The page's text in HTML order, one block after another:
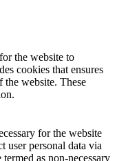
the website to
cookies that ensures
the website. These
for the website
user personal data via
as non-necessary